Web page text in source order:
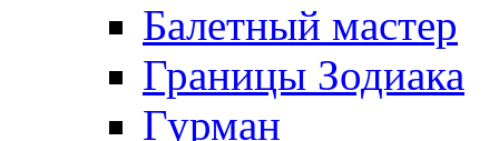
Балетный мастер
Границы Зодиака
Гурман